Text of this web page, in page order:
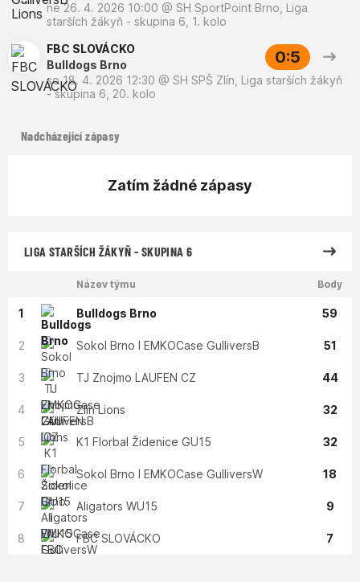
ne 26. 4. 2026 10:00 @ SH SportPoint Brno Liga
starších žákyň - skupina 6, 1. kolo
FBC SLOVÁCKO
Bulldogs Brno
0:5
so 18. 4. 2026 12:30 @ SH SPŠ Zlín Liga starších žákyň
- skupina 6, 20. kolo
Nadcházející zápasy
Zatím žádné zápasy
LIGA STARŠÍCH ŽÁKYŇ - SKUPINA 6
Název týmu Body
1 Bulldogs Brno 59
2 Sokol Brno I EMKOCase GulliversB 51
3 TJ Znojmo LAUFEN CZ 44
4 Zlín Lions 32
5 K1 Florbal Židenice GU15 32
6 Sokol Brno I EMKOCase GulliversW 18
7 Aligators WU15 9
8 FBC SLOVÁCKO 7